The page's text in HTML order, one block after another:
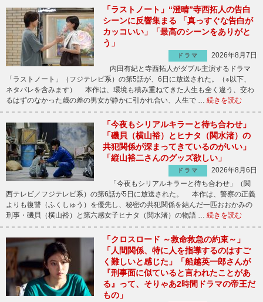
「ラストノート」“澄晴”寺西拓人の告白
シーンに反響集まる 「真っすぐな告白が
カッコいい」「最高のシーンをありがと
う」
ドラマ
2026年8月7日
内田有紀と寺西拓人がダブル主演するドラマ
「ラストノート」（フジテレビ系）の第5話が、6日に放送された。（※以下、
ネタバレを含みます） 本作は、環境も積み重ねてきた人生も全く違う、交わ
るはずのなかった歳の差の男女が静かに引かれ合い、人生で … 続きを読む
「今夜もシリアルキラーと待ち合わせ」
「磯貝（横山裕）とヒナタ（関水渚）の
共犯関係が深まってきているのがいい」
「縦山裕二さんのグッズ欲しい」
ドラマ
2026年8月6日
「今夜もシリアルキラーと待ち合わせ」（関
西テレビ／フジテレビ系）の第6話が5日に放送された。 本作は、警察の正義
よりも復讐（ふくしゅう）を優先し、秘密の共犯関係を結んだ一匹おおかみの
刑事・磯貝（横山裕）と第六感女子ヒナタ（関水渚）の物語 … 続きを読む
「クロスロード ～救命救急の約束～」
「人間関係、特に人を指導するのはすご
く難しいと感じた」「船越英一郎さんが
『刑事面に似ていると言われたことがあ
る』って、そりゃあ2時間ドラマの帝王だ
もの」